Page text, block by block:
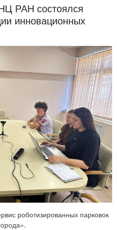
РАН состоялся
инновационных
роботизированных парковок